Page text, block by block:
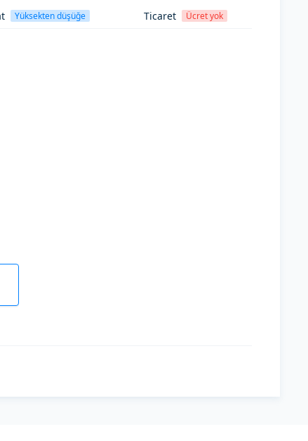
Yüksekten düşüğe Ticaret Ücret yok